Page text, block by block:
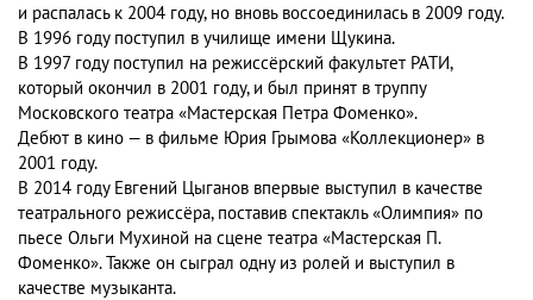
и распалась к 2004 году, но вновь воссоединилась в 2009 году.
В 1996 году поступил в училище имени Щукина.
В 1997 году поступил на режиссёрский факультет РАТИ,
который окончил в 2001 году, и был принят в труппу
Московского театра «Мастерская Петра Фоменко».
Дебют в кино — в фильме Юрия Грымова «Коллекционер» в
2001 году.
В 2014 году Евгений Цыганов впервые выступил в качестве
театрального режиссёра, поставив спектакль «Олимпия» по
пьесе Ольги Мухиной на сцене театра «Мастерская П.
Фоменко». Также он сыграл одну из ролей и выступил в
качестве музыканта.